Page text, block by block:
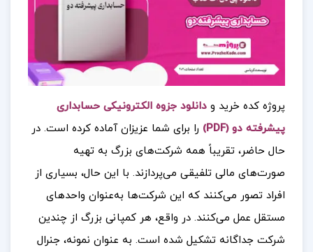
پروژه کده خرید و دانلود جزوه الکترونیکی حسابداری
پیشرفته دو (PDF)
را برای شما عزیزان آماده کرده است. در
حال حاضر، تقریباً همه شرکت‌های بزرگ به تهیه
صورت‌های مالی تلفیقی می‌پردازند. با این حال، بسیاری از
افراد تصور می‌کنند که این شرکت‌ها به‌عنوان واحدهای
مستقل عمل می‌کنند. در واقع، هر کمپانی بزرگ از چندین
شرکت جداگانه تشکیل شده است. به عنوان نمونه، جنرال